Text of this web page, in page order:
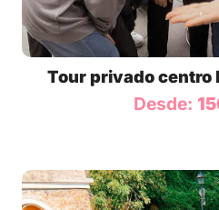
Tour privado centro
Desde: